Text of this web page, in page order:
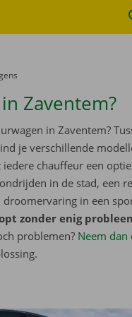
Zaventem?
in Zaventem?
je verschillende
chauffeur een
in de stad, een
in een
zonder enig
problemen? Neem dan